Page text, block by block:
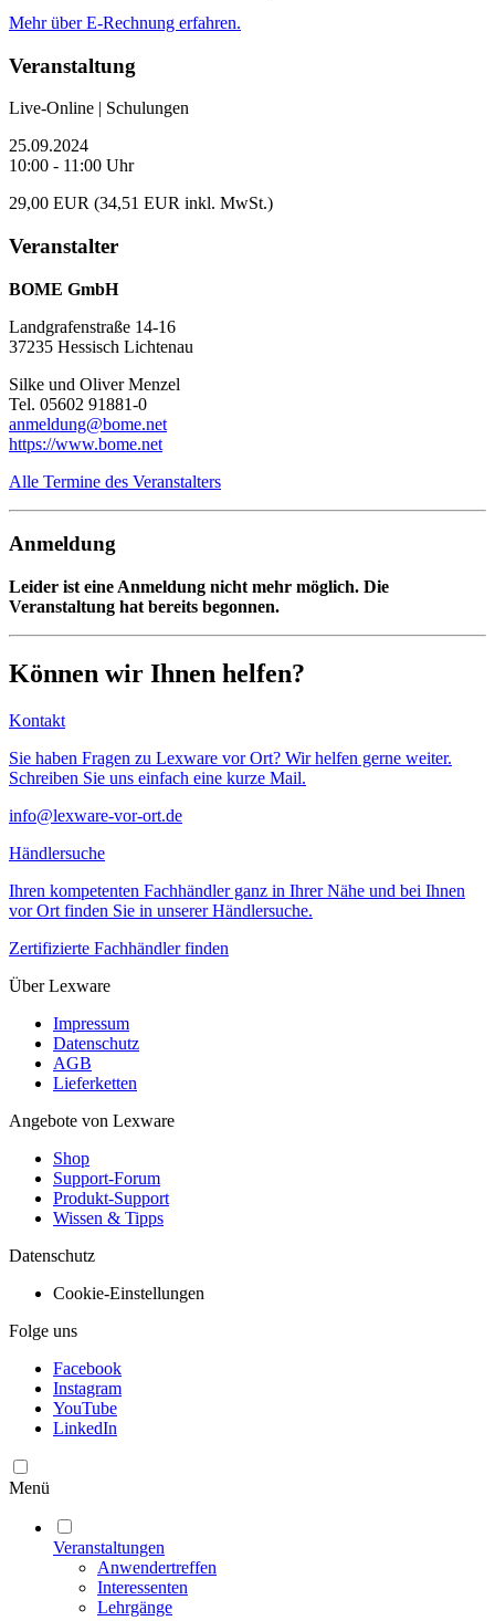
Mehr über E-Rechnung erfahren.
Veranstaltung
Live-Online | Schulungen
25.09.2024
10:00 - 11:00 Uhr
29,00 EUR (34,51 EUR inkl. MwSt.)
Veranstalter
BOME GmbH
Landgrafenstraße 14-16
37235 Hessisch Lichtenau
Silke und Oliver Menzel
Tel. 05602 91881-0
anmeldung@bome.net
https://www.bome.net
Alle Termine des Veranstalters
Anmeldung
Leider ist eine Anmeldung nicht mehr möglich. Die
Veranstaltung hat bereits begonnen.
Können wir Ihnen helfen?
Kontakt
Sie haben Fragen zu Lexware vor Ort? Wir helfen gerne weiter.
Schreiben Sie uns einfach eine kurze Mail.
info@lexware-vor-ort.de
Händlersuche
Ihren kompetenten Fachhändler ganz in Ihrer Nähe und bei Ihnen
vor Ort finden Sie in unserer Händlersuche.
Zertifizierte Fachhändler finden
Über Lexware
Impressum
Datenschutz
AGB
Lieferketten
Angebote von Lexware
Shop
Support-Forum
Produkt-Support
Wissen & Tipps
Datenschutz
Cookie-Einstellungen
Folge uns
Facebook
Instagram
YouTube
LinkedIn
Menü
Veranstaltungen
Anwendertreffen
Interessenten
Lehrgänge